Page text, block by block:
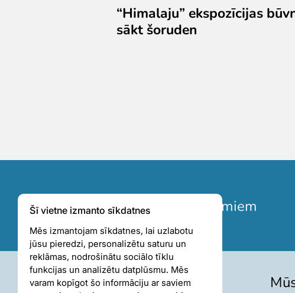
“Himalaju” ekspozīcijas
sākt šoruden
Pieteikties jaunumiem
Šī vietne izmanto sīkdatnes
Mēs izmantojam sīkdatnes, lai uzlabotu
jūsu pieredzi, personalizētu saturu un
reklāmas, nodrošinātu sociālo tīklu
funkcijas un analizētu datplūsmu. Mēs
varam kopīgot šo informāciju ar saviem